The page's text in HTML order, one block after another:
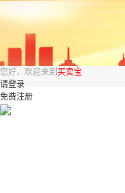
您好，欢迎来到 买卖宝
请登录
免费注册